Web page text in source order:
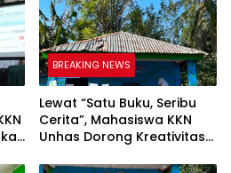
BREAKING NEWS
Lewat “Satu Buku, Seribu
Cerita”, Mahasiswa KKN
Unhas Dorong Kreativitas